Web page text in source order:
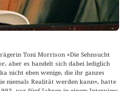
Toni Morrison »Die Sehnsucht
aber es handelt sich dabei lediglich
nicht eben wenige, die ihr ganzes
niemals Realität werden kann«, hatte